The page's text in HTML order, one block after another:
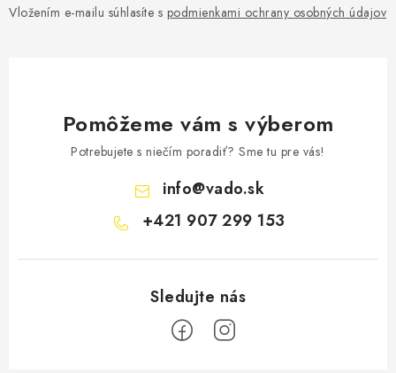
Vložením e-mailu súhlasíte s podmienkami ochrany osobných údajov
Pomôžeme vám s výberom
Potrebujete s niečím poradiť? Sme tu pre vás!
info@vado.sk
+421 907 299 153